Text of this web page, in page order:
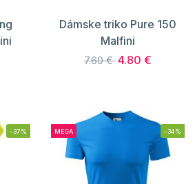
Dámske triko Pure 150
Malfini
7.60 €4.80 €
-37% MEGA -34%